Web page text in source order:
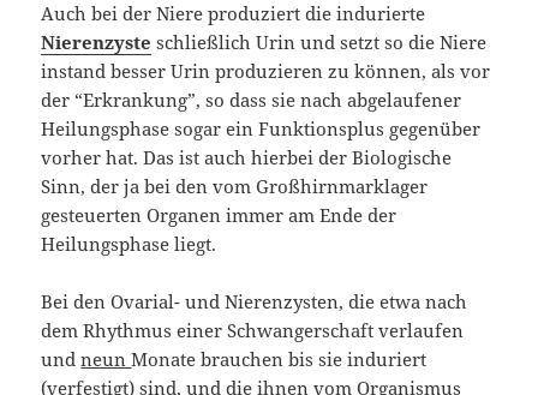
Auch bei der Niere produziert die indurierte
Nierenzyste schließlich Urin und setzt so die Niere
instand besser Urin produzieren zu können, als vor
der “Erkrankung”, so dass sie nach abgelaufener
Heilungsphase sogar ein Funktionsplus gegenüber
vorher hat. Das ist auch hierbei der Biologische
Sinn, der ja bei den vom Großhirnmarklager
gesteuerten Organen immer am Ende der
Heilungsphase liegt.
Bei den Ovarial- und Nierenzysten, die etwa nach
dem Rhythmus einer Schwangerschaft verlaufen
undneunMonate brauchen bis sie induriert
(verfestigt) sind, und die ihnen vom Organismus